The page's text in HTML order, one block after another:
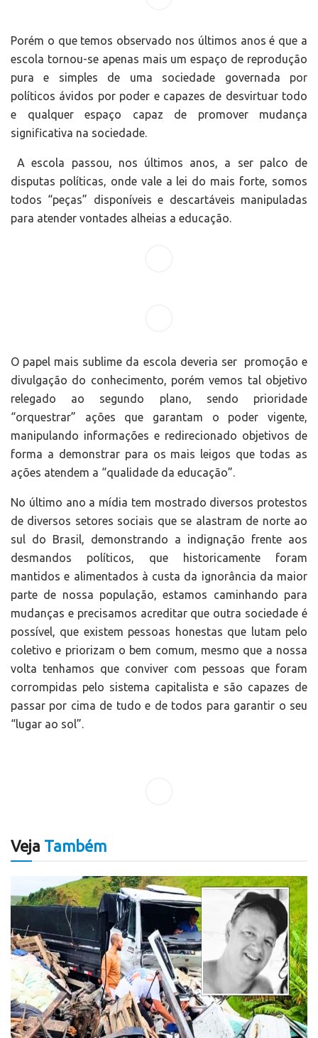
Porém o que temos observado nos últimos anos é que a
escola tornou-se apenas mais um espaço de reprodução
pura e simples de uma sociedade governada por
políticos ávidos por poder e capazes de desvirtuar todo
e qualquer espaço capaz de promover mudança
significativa na sociedade.
A escola passou, nos últimos anos, a ser palco de
disputas políticas, onde vale a lei do mais forte, somos
todos “peças” disponíveis e descartáveis manipuladas
para atender vontades alheias a educação.
O papel mais sublime da escola deveria ser promoção e
divulgação do conhecimento, porém vemos tal objetivo
relegado ao segundo plano, sendo prioridade
“orquestrar” ações que garantam o poder vigente,
manipulando informações e redirecionado objetivos de
forma a demonstrar para os mais leigos que todas as
ações atendem a “qualidade da educação”.
No último ano a mídia tem mostrado diversos protestos
de diversos setores sociais que se alastram de norte ao
sul do Brasil, demonstrando a indignação frente aos
desmandos políticos, que historicamente foram
mantidos e alimentados à custa da ignorância da maior
parte de nossa população, estamos caminhando para
mudanças e precisamos acreditar que outra sociedade é
possível, que existem pessoas honestas que lutam pelo
coletivo e priorizam o bem comum, mesmo que a nossa
volta tenhamos que conviver com pessoas que foram
corrompidas pelo sistema capitalista e são capazes de
passar por cima de tudo e de todos para garantir o seu
“lugar ao sol”.
Veja Também